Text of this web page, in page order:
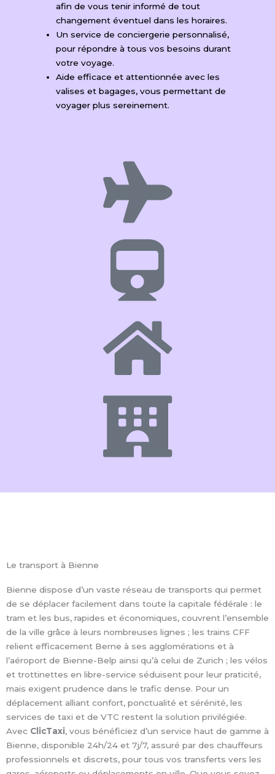
afin de vous tenir informé de tout
changement éventuel dans les horaires.
Un service de conciergerie personnalisé,
pour répondre à tous vos besoins durant
votre voyage.
Aide efficace et attentionnée avec les
valises et bagages, vous permettant de
voyager plus sereinement.
Le transport à Bienne
Bienne dispose d’un vaste réseau de transports qui permet
de se déplacer facilement dans toute la capitale fédérale : le
tram et les bus, rapides et économiques, couvrent l’ensemble
de la ville grâce à leurs nombreuses lignes ; les trains CFF
relient efficacement Berne à ses agglomérations et à
l’aéroport de Bienne-Belp ainsi qu’à celui de Zurich ; les vélos
et trottinettes en libre-service séduisent pour leur praticité,
mais exigent prudence dans le trafic dense. Pour un
déplacement alliant confort, ponctualité et sérénité, les
services de taxi et de VTC restent la solution privilégiée.
Avec ClicTaxi, vous bénéficiez d’un service haut de gamme à
Bienne, disponible 24h/24 et 7j/7, assuré par des chauffeurs
professionnels et discrets, pour tous vos transferts vers les